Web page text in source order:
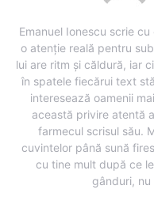
Emanuel Ionescu scrie
o atenție reală pentru
lui are ritm și căldură, iar
în spatele fiecărui text
interesează oamenii
această privire atentă
farmecul scrisul său.
cuvintelor până sună
cu tine mult după ce
gânduri,